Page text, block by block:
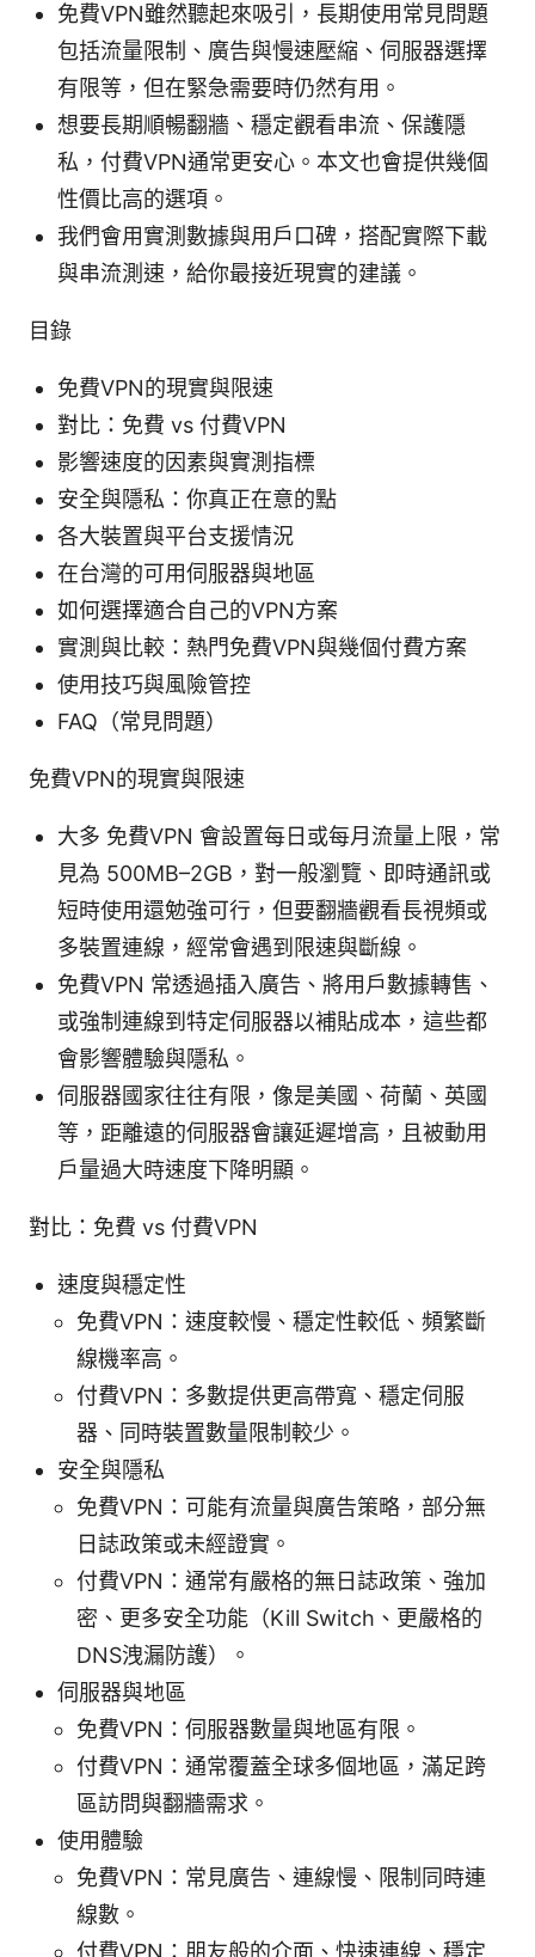
免費VPN雖然聽起來吸引，長期使用常見問題
包括流量限制、廣告與慢速壓縮、伺服器選擇
有限等，但在緊急需要時仍然有用。
想要長期順暢翻牆、穩定觀看串流、保護隱
私，付費VPN通常更安心。本文也會提供幾個
性價比高的選項。
我們會用實測數據與用戶口碑，搭配實際下載
與串流測速，給你最接近現實的建議。
目錄
免費VPN的現實與限速
對比：免費 vs 付費VPN
影響速度的因素與實測指標
安全與隱私：你真正在意的點
各大裝置與平台支援情況
在台灣的可用伺服器與地區
如何選擇適合自己的VPN方案
實測與比較：熱門免費VPN與幾個付費方案
使用技巧與風險管控
FAQ（常見問題）
免費VPN的現實與限速
大多 免費VPN 會設置每日或每月流量上限，常
見為 500MB–2GB，對一般瀏覽、即時通訊或
短時使用還勉強可行，但要翻牆觀看長視頻或
多裝置連線，經常會遇到限速與斷線。
免費VPN 常透過插入廣告、將用戶數據轉售、
或強制連線到特定伺服器以補貼成本，這些都
會影響體驗與隱私。
伺服器國家往往有限，像是美國、荷蘭、英國
等，距離遠的伺服器會讓延遲增高，且被動用
戶量過大時速度下降明顯。
對比：免費 vs 付費VPN
速度與穩定性
免費VPN：速度較慢、穩定性較低、頻繁斷
線機率高。
付費VPN：多數提供更高帶寬、穩定伺服
器、同時裝置數量限制較少。
安全與隱私
免費VPN：可能有流量與廣告策略，部分無
日誌政策或未經證實。
付費VPN：通常有嚴格的無日誌政策、強加
密、更多安全功能（Kill Switch、更嚴格的
DNS洩漏防護）。
伺服器與地區
免費VPN：伺服器數量與地區有限。
付費VPN：通常覆蓋全球多個地區，滿足跨
區訪問與翻牆需求。
使用體驗
免費VPN：常見廣告、連線慢、限制同時連
線數。